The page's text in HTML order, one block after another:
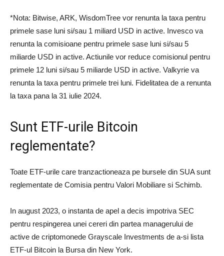
*Nota: Bitwise, ARK, WisdomTree vor renunta la taxa pentru
primele sase luni si/sau 1 miliard USD in active. Invesco va
renunta la comisioane pentru primele sase luni si/sau 5
miliarde USD in active. Actiunile vor reduce comisionul pentru
primele 12 luni si/sau 5 miliarde USD in active. Valkyrie va
renunta la taxa pentru primele trei luni. Fidelitatea de a renunta
la taxa pana la 31 iulie 2024.
Sunt ETF-urile Bitcoin
reglementate?
Toate ETF-urile care tranzactioneaza pe bursele din SUA sunt
reglementate de Comisia pentru Valori Mobiliare si Schimb.
In august 2023, o instanta de apel a decis impotriva SEC
pentru respingerea unei cereri din partea managerului de
active de criptomonede Grayscale Investments de a-si lista
ETF-ul Bitcoin la Bursa din New York.